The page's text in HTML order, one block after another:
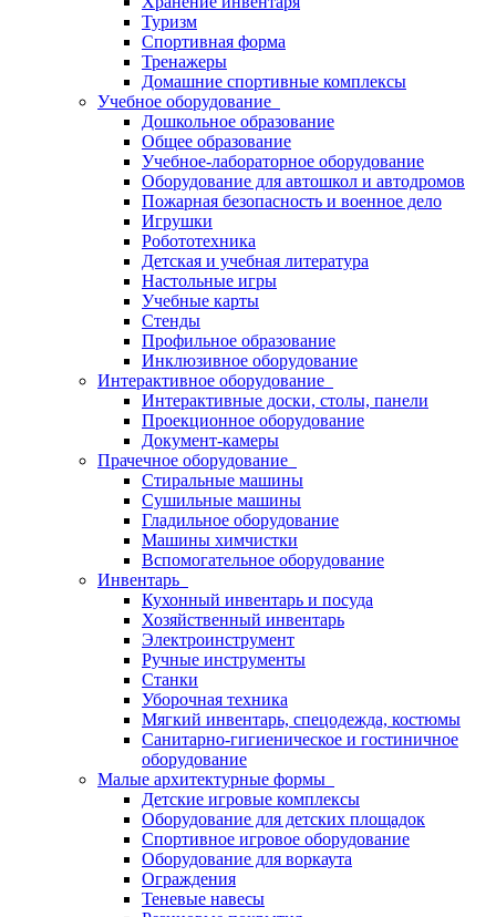
Туризм
Спортивная форма
Тренажеры
Домашние спортивные комплексы
Учебное оборудование
Дошкольное образование
Общее образование
Учебное-лабораторное оборудование
Оборудование для автошкол и автодромов
Пожарная безопасность и военное дело
Игрушки
Робототехника
Детская и учебная литература
Настольные игры
Учебные карты
Стенды
Профильное образование
Инклюзивное оборудование
Интерактивное оборудование
Интерактивные доски, столы, панели
Проекционное оборудование
Документ-камеры
Прачечное оборудование
Стиральные машины
Сушильные машины
Гладильное оборудование
Машины химчистки
Вспомогательное оборудование
Инвентарь
Кухонный инвентарь и посуда
Хозяйственный инвентарь
Электроинструмент
Ручные инструменты
Станки
Уборочная техника
Мягкий инвентарь, спецодежда, костюмы
Санитарно-гигиеническое и гостиничное
оборудование
Малые архитектурные формы
Детские игровые комплексы
Оборудование для детских площадок
Спортивное игровое оборудование
Оборудование для воркаута
Ограждения
Теневые навесы